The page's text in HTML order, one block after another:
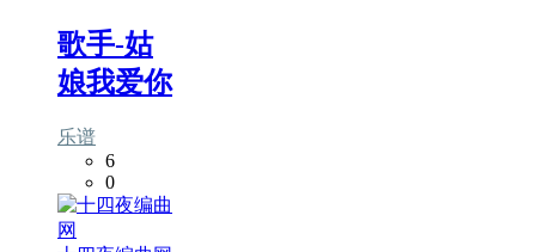
歌手-姑
娘我爱你
乐谱
6
0